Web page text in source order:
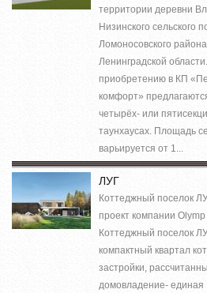
территории деревни
Низинского сельского
Ломоносовского района
Ленинградской
приобретению в КП
комфорт»
четырёх- или
таунхаусах. Площадь
варьируется от 1...
ЛУГ
Коттеджный поселок
проект компании Olymp
Коттеджный поселок
компактный квартал
застройки,
домовладение- единая